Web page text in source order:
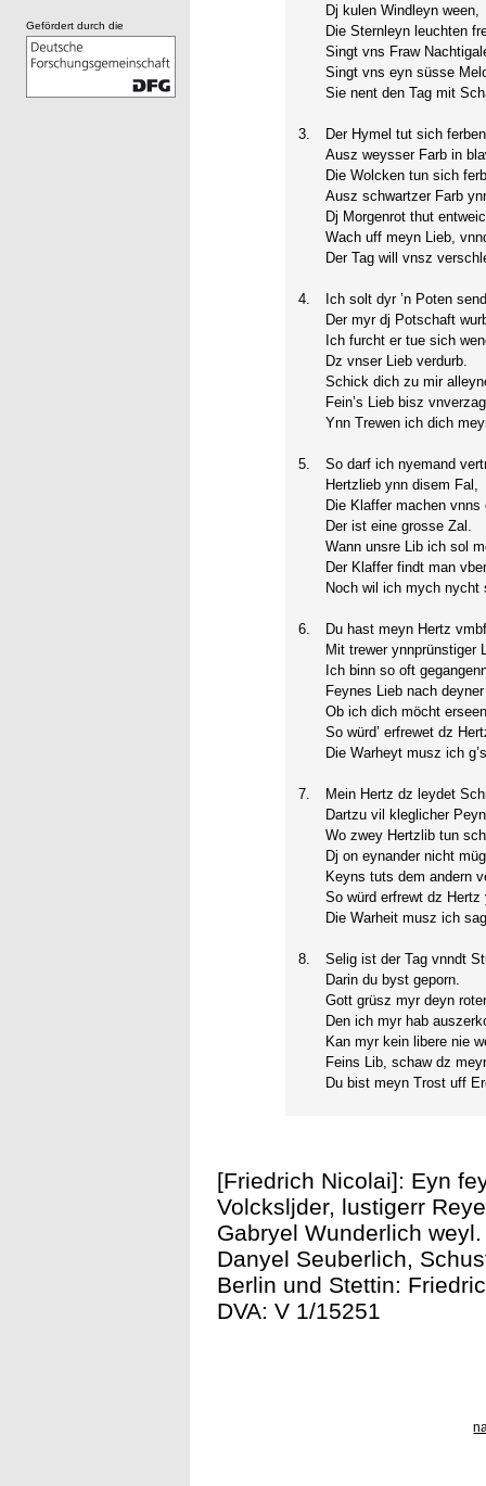
Dj kulen Windleyn ween,
Die Sternleyn leuchten
Singt vns Fraw
Singt vns eyn süsse
Sie nent den Tag mit
3.
Der Hymel tut sich
Ausz weysser Farb in
Die Wolcken tun sich
Ausz schwartzer Farb
Dj Morgenrot thut
Wach uff meyn Lieb,
Der Tag will vnsz
4.
Ich solt dyr ’n Poten
Der myr dj Potschaft
Ich furcht er tue sich
Dz vnser Lieb verdurb.
Schick dich zu mir
Fein’s Lieb bisz
Ynn Trewen ich dich
5.
So darf ich nyemand
Hertzlieb ynn disem Fal,
Die Klaffer machen vnns
Der ist eine grosse Zal.
Wann unsre Lib ich sol
Der Klaffer findt man
Noch wil ich mych nycht
6.
Du hast meyn Hertz
Mit trewer ynnprünstiger
Ich binn so oft
Feynes Lieb nach
Ob ich dich möcht
So würd’ erfrewet dz
Die Warheyt musz ich
7.
Mein Hertz dz leydet
Dartzu vil kleglicher
Wo zwey Hertzlib tun
Dj on eynander nicht
Keyns tuts dem andern
So würd erfrewt dz Hertz
Die Warheit musz ich
8.
Selig ist der Tag vnndt
Darin du byst geporn.
Gott grüsz myr deyn
Den ich myr hab
Kan myr kein libere nie
Feins Lib, schaw dz
Du bist meyn Trost uff
[Friedrich Nicolai]: Eyn
Volcksljder, lustigerr
Gabryel Wunderlich
Danyel Seuberlich,
Berlin und Stettin:
DVA: V 1/15251
Gefördert durch die